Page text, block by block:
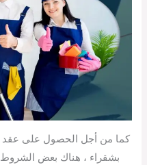
كما من أجل الحصول على عقد
بشقراء ، هناك بعض الشروط